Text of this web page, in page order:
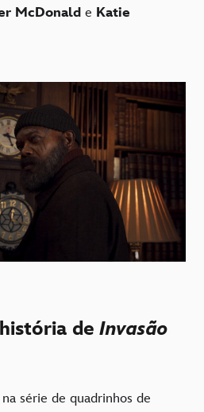
McDonald e Katie
de Invasão
série de quadrinhos de